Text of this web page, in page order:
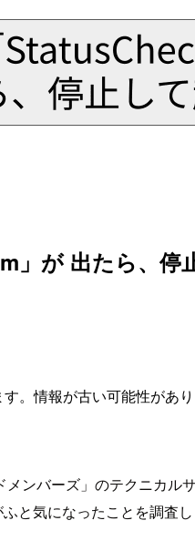
」が 出たら、停
。情報が古い可能性があ
ンバーズ」のテクニカル
と気になったことを調査し